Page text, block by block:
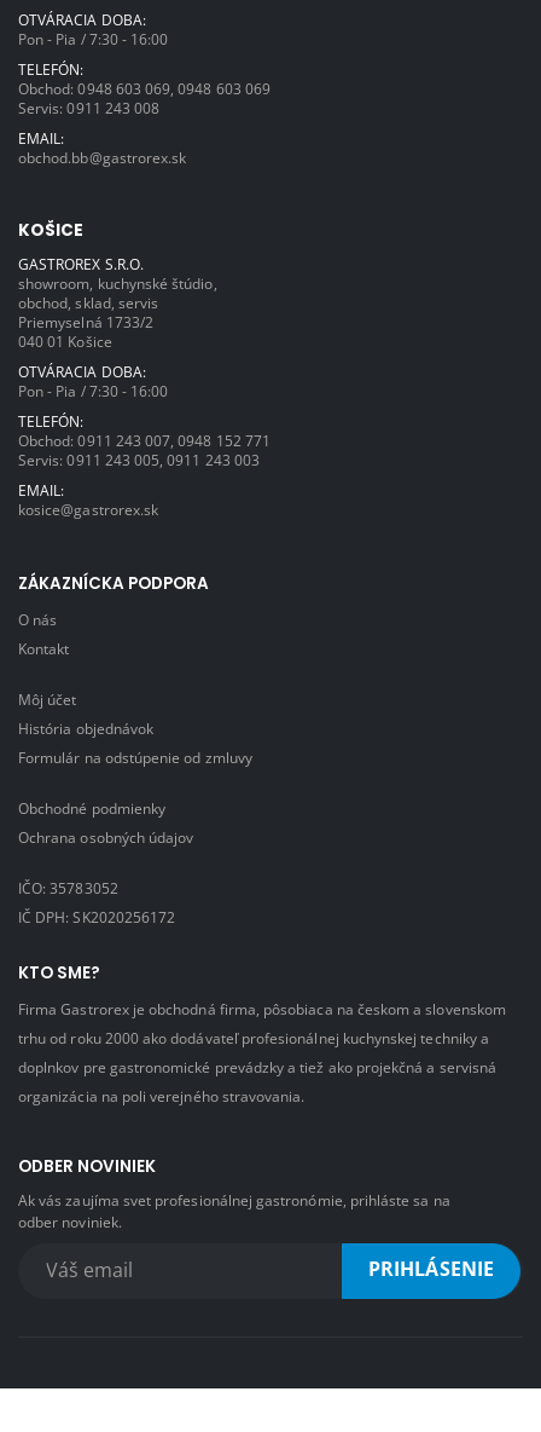
OTVÁRACIA DOBA:
Pon - Pia / 7:30 - 16:00
TELEFÓN:
Obchod:0948 603 069 ,0948 603 069
Servis:0911 243 008
EMAIL:
obchod.bb@gastrorex.sk
KOŠICE
GASTROREX S.R.O.
showroom, kuchynské štúdio,
obchod, sklad, servis
Priemyselná 1733/2
040 01 Košice
OTVÁRACIA DOBA:
Pon - Pia / 7:30 - 16:00
TELEFÓN:
Obchod:0911 243 007,0948 152 771
Servis:0911 243 005,0911 243 003
EMAIL:
kosice@gastrorex.sk
ZÁKAZNÍCKA PODPORA
O nás
Kontakt
Môj účet
História objednávok
Formulár na odstúpenie od zmluvy
Obchodné podmienky
Ochrana osobných údajov
IČO: 35783052
IČ DPH: SK2020256172
KTO SME?
Firma Gastrorex je obchodná firma, pôsobiaca na českom a slovenskom
trhu od roku 2000 ako dodávateľ profesionálnej kuchynskej techniky a
doplnkov pre gastronomické prevádzky a tiež ako projekčná a servisná
organizácia na poli verejného stravovania.
ODBER NOVINIEK
Ak vás zaujíma svet profesionálnej gastronómie, prihláste sa na
odber noviniek.